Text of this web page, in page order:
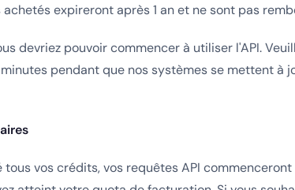
expireront après 1 an et ne sont pas
devriez pouvoir commencer à utiliser l'API.
pendant que nos systèmes se mettent à
tous vos crédits, vos requêtes API